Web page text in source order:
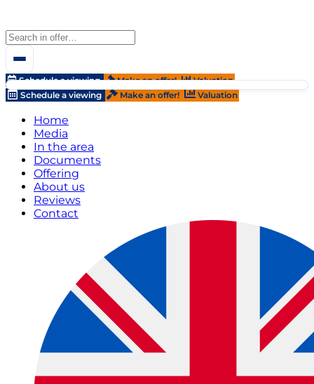
Schedule a viewing Make an offer!
Valuation
Schedule a viewing
Make an offer! Valuation
Home
Media
In the area
Documents
Offering
About us
Reviews
Contact